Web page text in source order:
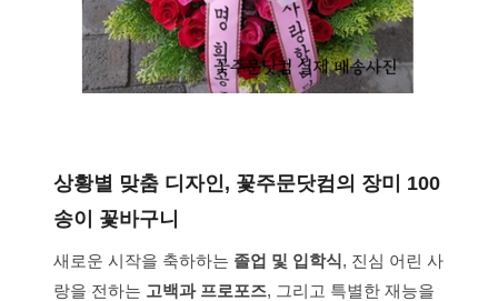
상황별 맞춤 디자인, 꽃주문닷컴의 장미 100
송이 꽃바구니
새로운 시작을 축하하는 졸업 및 입학식, 진심 어린 사
랑을 전하는 고백과 프로포즈, 그리고 특별한 재능을